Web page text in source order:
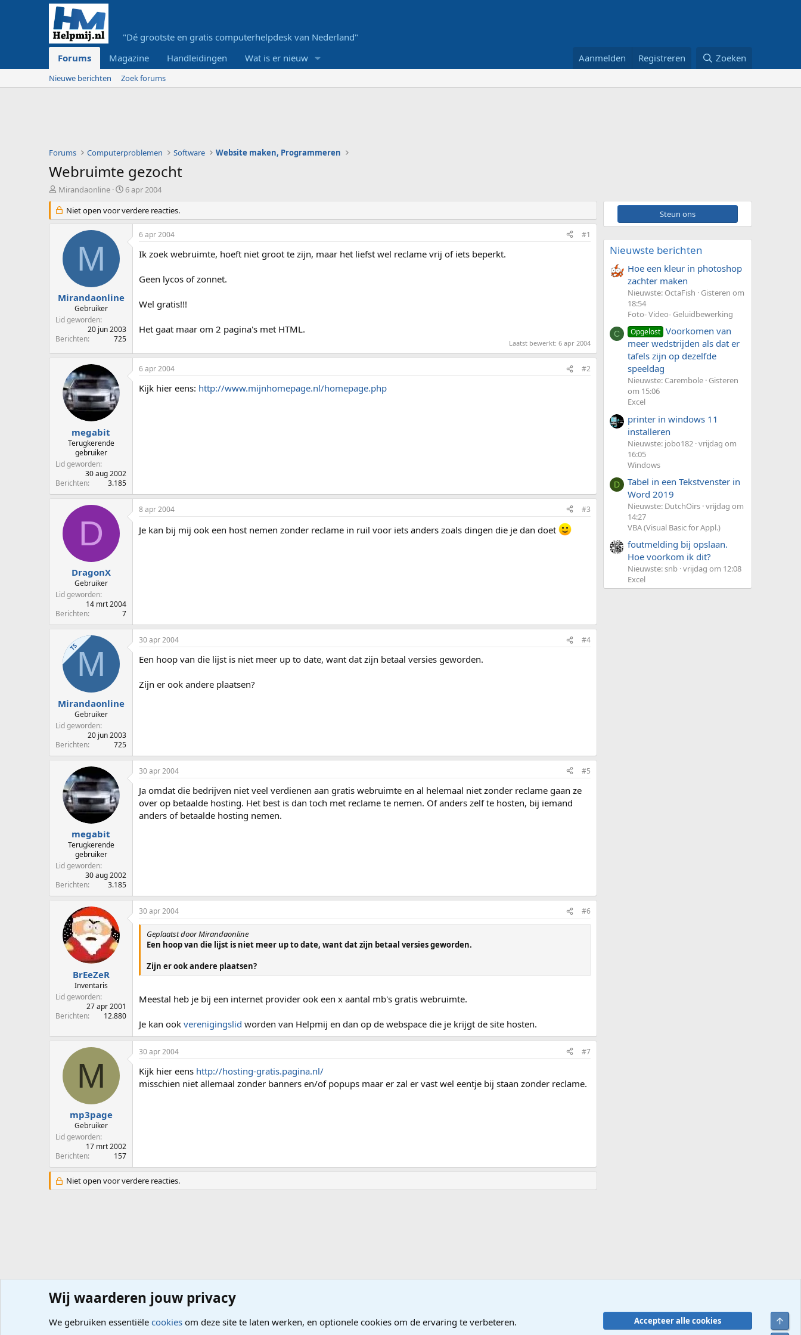
"Dé grootste en gratis computerhelpdesk van Nederland"
Forums
Magazine Handleidingen Wat is er nieuw Aanmelden Registreren Zoeken
Nieuwe berichten Zoek forums
Forums Computerproblemen Software Website maken, Programmeren
Webruimte gezocht
O
d
e
t
r
e
Mirandaonline
S
a
r
d
6 apr 2004
Niet open voor verdere reacties.
M
Mirandaonline
Gebruiker
Lid geworden
20 jun 2003
Berichten
725
6 apr 2004 #1
Ik zoek webruimte, hoeft niet groot te zijn, maar het liefst wel reclame vrij of iets beperkt.
Geen lycos of zonnet.
Wel gratis!!!
Het gaat maar om 2 pagina's met HTML.
Laatst bewerkt: 6 apr 2004
megabit
Terugkerende
gebruiker
Lid geworden
30 aug 2002
Berichten
3.185
6 apr 2004 #2
Kijk hier eens: http://www.mijnhomepage.nl/homepage.php
D
DragonX
Gebruiker
Lid geworden
14 mrt 2004
Berichten
7
8 apr 2004 #3
Je kan bij mij ook een host nemen zonder reclame in ruil voor iets anders zoals dingen die je dan doet
TSM
Mirandaonline
Gebruiker
Lid geworden
20 jun 2003
Berichten
725
30 apr 2004 #4
Een hoop van die lijst is niet meer up to date, want dat zijn betaal versies geworden.
Zijn er ook andere plaatsen?
megabit
Terugkerende
gebruiker
Lid geworden
30 aug 2002
Berichten
3.185
30 apr 2004 #5
Ja omdat die bedrijven niet veel verdienen aan gratis webruimte en al helemaal niet zonder reclame gaan ze
over op betaalde hosting. Het best is dan toch met reclame te nemen. Of anders zelf te hosten, bij iemand
anders of betaalde hosting nemen.
BrEeZeR
Inventaris
Lid geworden
27 apr 2001
Berichten
12.880
30 apr 2004 #6
Geplaatst door Mirandaonline
Een hoop van die lijst is niet meer up to date, want dat zijn betaal versies geworden.
Zijn er ook andere plaatsen?
Meestal heb je bij een internet provider ook een x aantal mb's gratis webruimte.
Je kan ook verenigingslid worden van Helpmij en dan op de webspace die je krijgt de site hosten.
M
mp3page
Gebruiker
Lid geworden
17 mrt 2002
Berichten
157
30 apr 2004 #7
Kijk hier eens http://hosting-gratis.pagina.nl/
misschien niet allemaal zonder banners en/of popups maar er zal er vast wel eentje bij staan zonder reclame.
Niet open voor verdere reacties.
Steun ons
Nieuwste berichten
Hoe een kleur in photoshop
zachter maken
Nieuwste: OctaFish
Gisteren om
18:54
Foto- Video- Geluidbewerking
C Opgelost Voorkomen van
meer wedstrijden als dat er
tafels zijn op dezelfde
speeldag
Nieuwste: Carembole Gisteren
om 15:06
Excel
printer in windows 11
installeren
Nieuwste: jobo182 vrijdag om
16:05
Windows
D
Tabel in een Tekstvenster in
Word 2019
Nieuwste: DutchOirs vrijdag om
14:27
VBA (Visual Basic for Appl.)
foutmelding bij opslaan.
Hoe voorkom ik dit?
Nieuwste: snb vrijdag om 12:08
Excel
Forums Computerproblemen Software Website maken, Programmeren
Wij waarderen jouw privacy
We gebruiken essentiële cookies om deze site te laten werken, en optionele cookies om de ervaring te verbeteren. Accepteer alle cookies